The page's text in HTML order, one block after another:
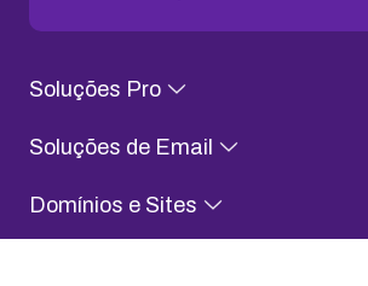
Soluções Pro
Soluções de Email
Domínios e Sites